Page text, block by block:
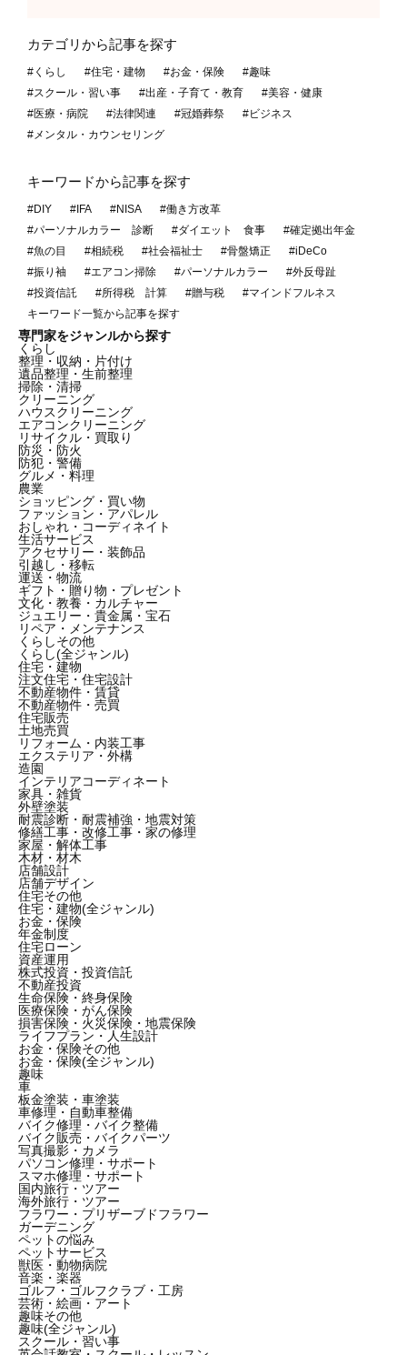
カテゴリから記事を探す
#くらし #住宅・建物 #お金・保険
#趣味
#スクール・習い事
#出産・子育て・教育
#美容・健康
#医療・病院
#法律関連 #冠婚葬祭
#ビジネス
#メンタル・カウンセリング
キーワードから記事を探す
#DIY #IFA #NISA
#働き方改革
#パーソナルカラー 診断
#ダイエット 食事
#確定拠出年金
#魚の目
#相続税 #社会福祉士 #骨盤矯正
#iDeCo
#振り袖
#エアコン掃除 #パーソナルカラー
#外反母趾
#投資信託
#所得税 計算 #贈与税
#マインドフルネス
キーワード一覧から記事を探す
専門家をジャンルから探す
くらし
整理・収納・片付け
遺品整理・生前整理
掃除・清掃
クリーニング
ハウスクリーニング
エアコンクリーニング
リサイクル・買取り
防災・防火
防犯・警備
グルメ・料理
農業
ショッピング・買い物
ファッション・アパレル
おしゃれ・コーディネイト
生活サービス
アクセサリー・装飾品
引越し・移転
運送・物流
ギフト・贈り物・プレゼント
文化・教養・カルチャー
ジュエリー・貴金属・宝石
リペア・メンテナンス
くらしその他
くらし(全ジャンル)
住宅・建物
注文住宅・住宅設計
不動産物件・賃貸
不動産物件・売買
住宅販売
土地売買
リフォーム・内装工事
エクステリア・外構
造園
インテリアコーディネート
家具・雑貨
外壁塗装
耐震診断・耐震補強・地震対策
修繕工事・改修工事・家の修理
家屋・解体工事
木材・材木
店舗設計
店舗デザイン
住宅その他
住宅・建物(全ジャンル)
お金・保険
年金制度
住宅ローン
資産運用
株式投資・投資信託
不動産投資
生命保険・終身保険
医療保険・がん保険
損害保険・火災保険・地震保険
ライフプラン・人生設計
お金・保険その他
お金・保険(全ジャンル)
趣味
車
板金塗装・車塗装
車修理・自動車整備
バイク修理・バイク整備
バイク販売・バイクパーツ
写真撮影・カメラ
パソコン修理・サポート
スマホ修理・サポート
国内旅行・ツアー
海外旅行・ツアー
フラワー・プリザーブドフラワー
ガーデニング
ペットの悩み
ペットサービス
獣医・動物病院
音楽・楽器
ゴルフ・ゴルフクラブ・工房
芸術・絵画・アート
趣味その他
趣味(全ジャンル)
スクール・習い事